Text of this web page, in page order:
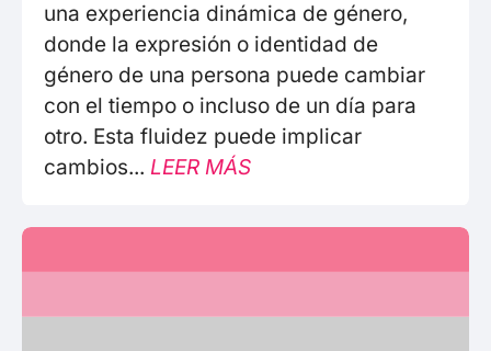
una experiencia dinámica de género,
donde la expresión o identidad de
género de una persona puede cambiar
con el tiempo o incluso de un día para
otro. Esta fluidez puede implicar
cambios... LEER MÁS